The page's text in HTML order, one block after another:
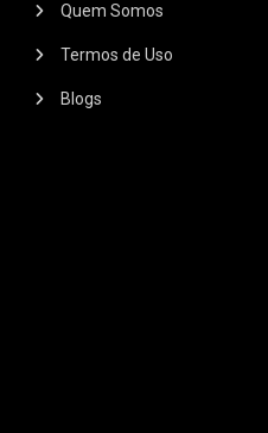
Quem Somos
Termos de Uso
Blogs